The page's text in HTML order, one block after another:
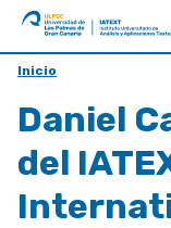
ULPGC
Ir
inicio
de
IATEXT
Inicio
Daniel
del